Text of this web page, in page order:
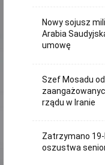
Nowy sojusz
Arabia
umowę
Szef Mosadu
rządu w Iranie
Zatrzymano
oszustwa